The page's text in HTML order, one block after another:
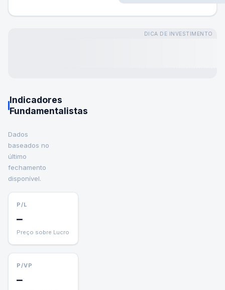
DICA DE INVESTIMENTO
Indicadores
Fundamentalistas
Dados
baseados no
último
fechamento
disponível.
P/L
—
Preço sobre Lucro
P/VP
—